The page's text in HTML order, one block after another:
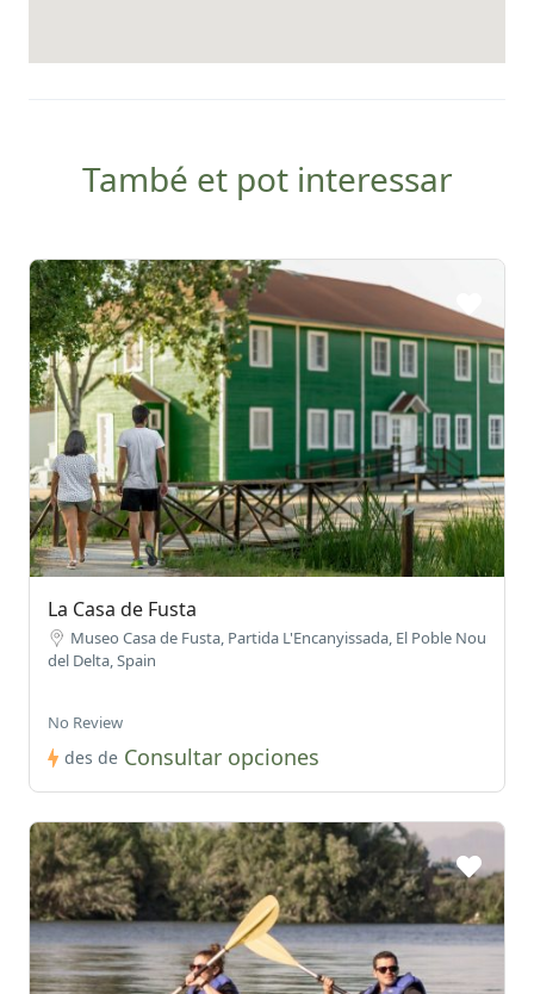
També et pot interessar
La Casa de Fusta
Museo Casa de Fusta, Partida L'Encanyissada, El Poble Nou
del Delta, Spain
No Review
des de Consultar opciones